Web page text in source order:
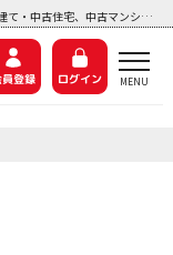
新築一戸建て一覧｜四日市・亀山・桑名・鈴鹿エリアの新築戸建て・中古住宅、中古マンション、土地探しなら『おうち博士ナビ』
登録 ログイン